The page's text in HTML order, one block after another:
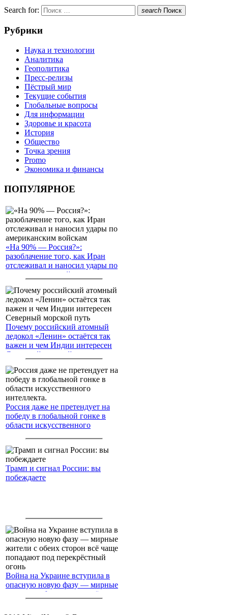
Search for: search Поиск
Рубрики
Наука и технологии
Аналитика
Геополитика
Пресс-релизы
Пёстрый мир
Текущие события
Глобальные вопросы
Для информации
Здоровье и красота
История
Общество
Точка зрения
Promo
Экономика и финансы
ПОПУЛЯРНОЕ
«На 90% — Россия?»:
разоблачение того, как Иран
отслеживал и наносил удары по
американским войскам
Почему российский атомный
ледокол «Ленин» остаётся так
важен и чем Индии интересен
Северный морской путь
Россия даже не претендует на
победу в глобальной гонке в
области искусственного
Трамп и сигнал России: вы
побеждаете
Война на Украине вступила в
опасную новую фазу — мирные
жители с обеих сторон всё чаще